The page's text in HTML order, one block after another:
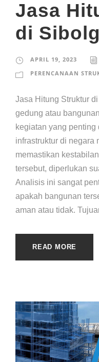
Jasa
di
APRIL 19, 2023
PERENCANAAN
Jasa Hitung Struktur
gedung atau
kegiatan yang
infrastruktur di negara
memastikan
tersebut, diperlukan
Analisis ini sangat
apakah bangunan
aman atau tidak.
READ MORE